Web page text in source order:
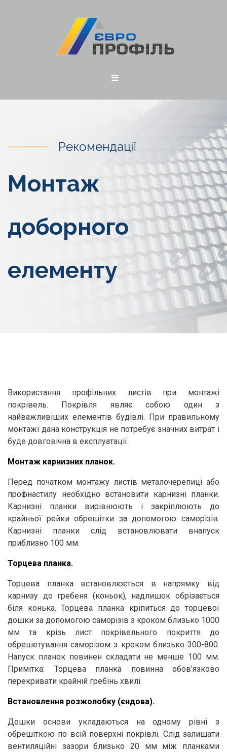
Рекомендації
Монтаж
доборного
елементу
Використання профільних листів при монтажі
покрівель. Покрівля являє собою один з
найважливіших елементів будівлі. При правильному
монтажі дана конструкція не потребує значних витрат і
буде довговічна в експлуатації.
Монтаж карнизних планок.
Перед початком монтажу листів металочерепиці або
профнастилу необхідно встановити карнизні планки.
Карнизні планки вирівнюють і закріплюють до
крайньої рейки обрешітки за допомогою cаморізів.
Карнизні планки слід встановлювати внапуск
приблизно 100 мм.
Торцева планка.
Торцева планка встановлюється в напрямку від
карнизу до гребеня (коньок), надлишок обрізається
біля конька. Торцева планка кріпиться до торцевої
дошки за допомогою саморізів з кроком близько 1000
мм та крізь лист покрівельного покриття до
обрешетування саморізом з кроком близько 300-800.
Напуск планок повинен складати не менше 100 мм.
Примітка: Торцева планка повинна обов'язково
перекривати крайній гребінь хвилі.
Встановлення розжолобку (єндова).
Дошки основи укладаються на одному рівні з
обрешіткою по всій поверхні покрівлі. Слід залишати
вентиляційні зазори близько 20 мм між планками